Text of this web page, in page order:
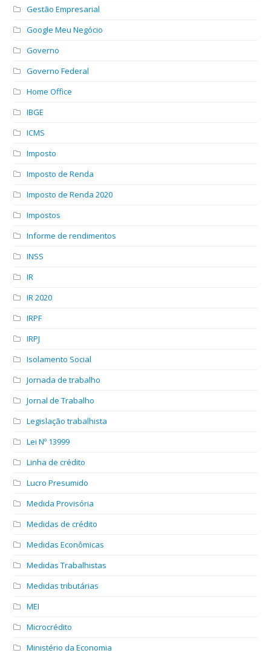
Gestão Empresarial
Google Meu Negócio
Governo
Governo Federal
Home Office
IBGE
ICMS
Imposto
Imposto de Renda
Imposto de Renda 2020
Impostos
Informe de rendimentos
INSS
IR
IR 2020
IRPF
IRPJ
Isolamento Social
Jornada de trabalho
Jornal de Trabalho
Legislação trabalhista
Lei Nº 13999
Linha de crédito
Lucro Presumido
Medida Provisória
Medidas de crédito
Medidas Econômicas
Medidas Trabalhistas
Medidas tributárias
MEI
Microcrédito
Ministério da Economia